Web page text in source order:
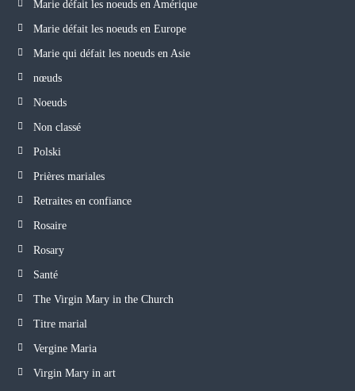
Marie défait les noeuds en Amérique
Marie défait les noeuds en Europe
Marie qui défait les noeuds en Asie
nœuds
Noeuds
Non classé
Polski
Prières mariales
Retraites en confiance
Rosaire
Rosary
Santé
The Virgin Mary in the Church
Titre marial
Vergine Maria
Virgin Mary in art